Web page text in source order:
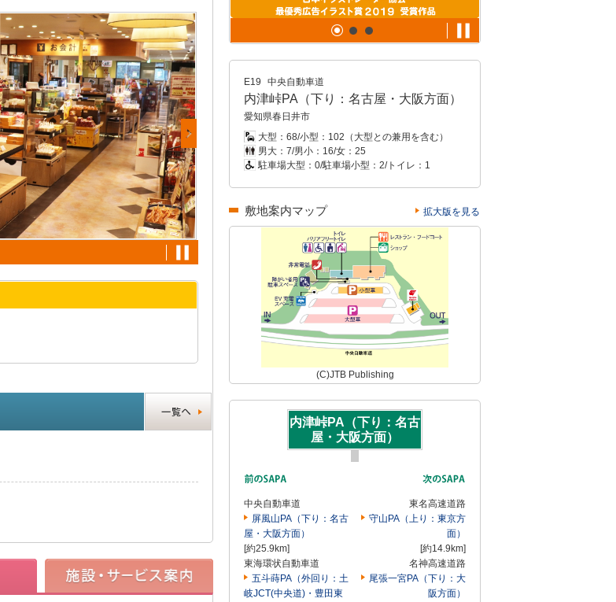
E19 中央自動車道
内津峠PA（下り：名古屋・大阪方面）
愛知県春日井市
大型：68/小型：102（大型との兼用を含む）
男大：7/男小：16/女：25
駐車場大型：0/駐車場小型：2/トイレ：1
敷地案内マップ 拡大版を見る
(C)JTB Publishing
内津峠PA（下り：名古
屋・大阪方面）
中央自動車道
屏風山PA（下り：名古
屋・大阪方面）
[約25.9km]
東海環状自動車道
五斗蒔PA（外回り：土
岐JCT(中央道)・豊田東
東名高速道路
守山PA（上り：東京方
面）
[約14.9km]
名神高速道路
尾張一宮PA（下り：大
阪方面）